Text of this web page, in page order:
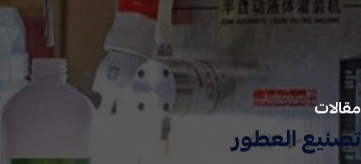
مقالات
تصنيع العطور